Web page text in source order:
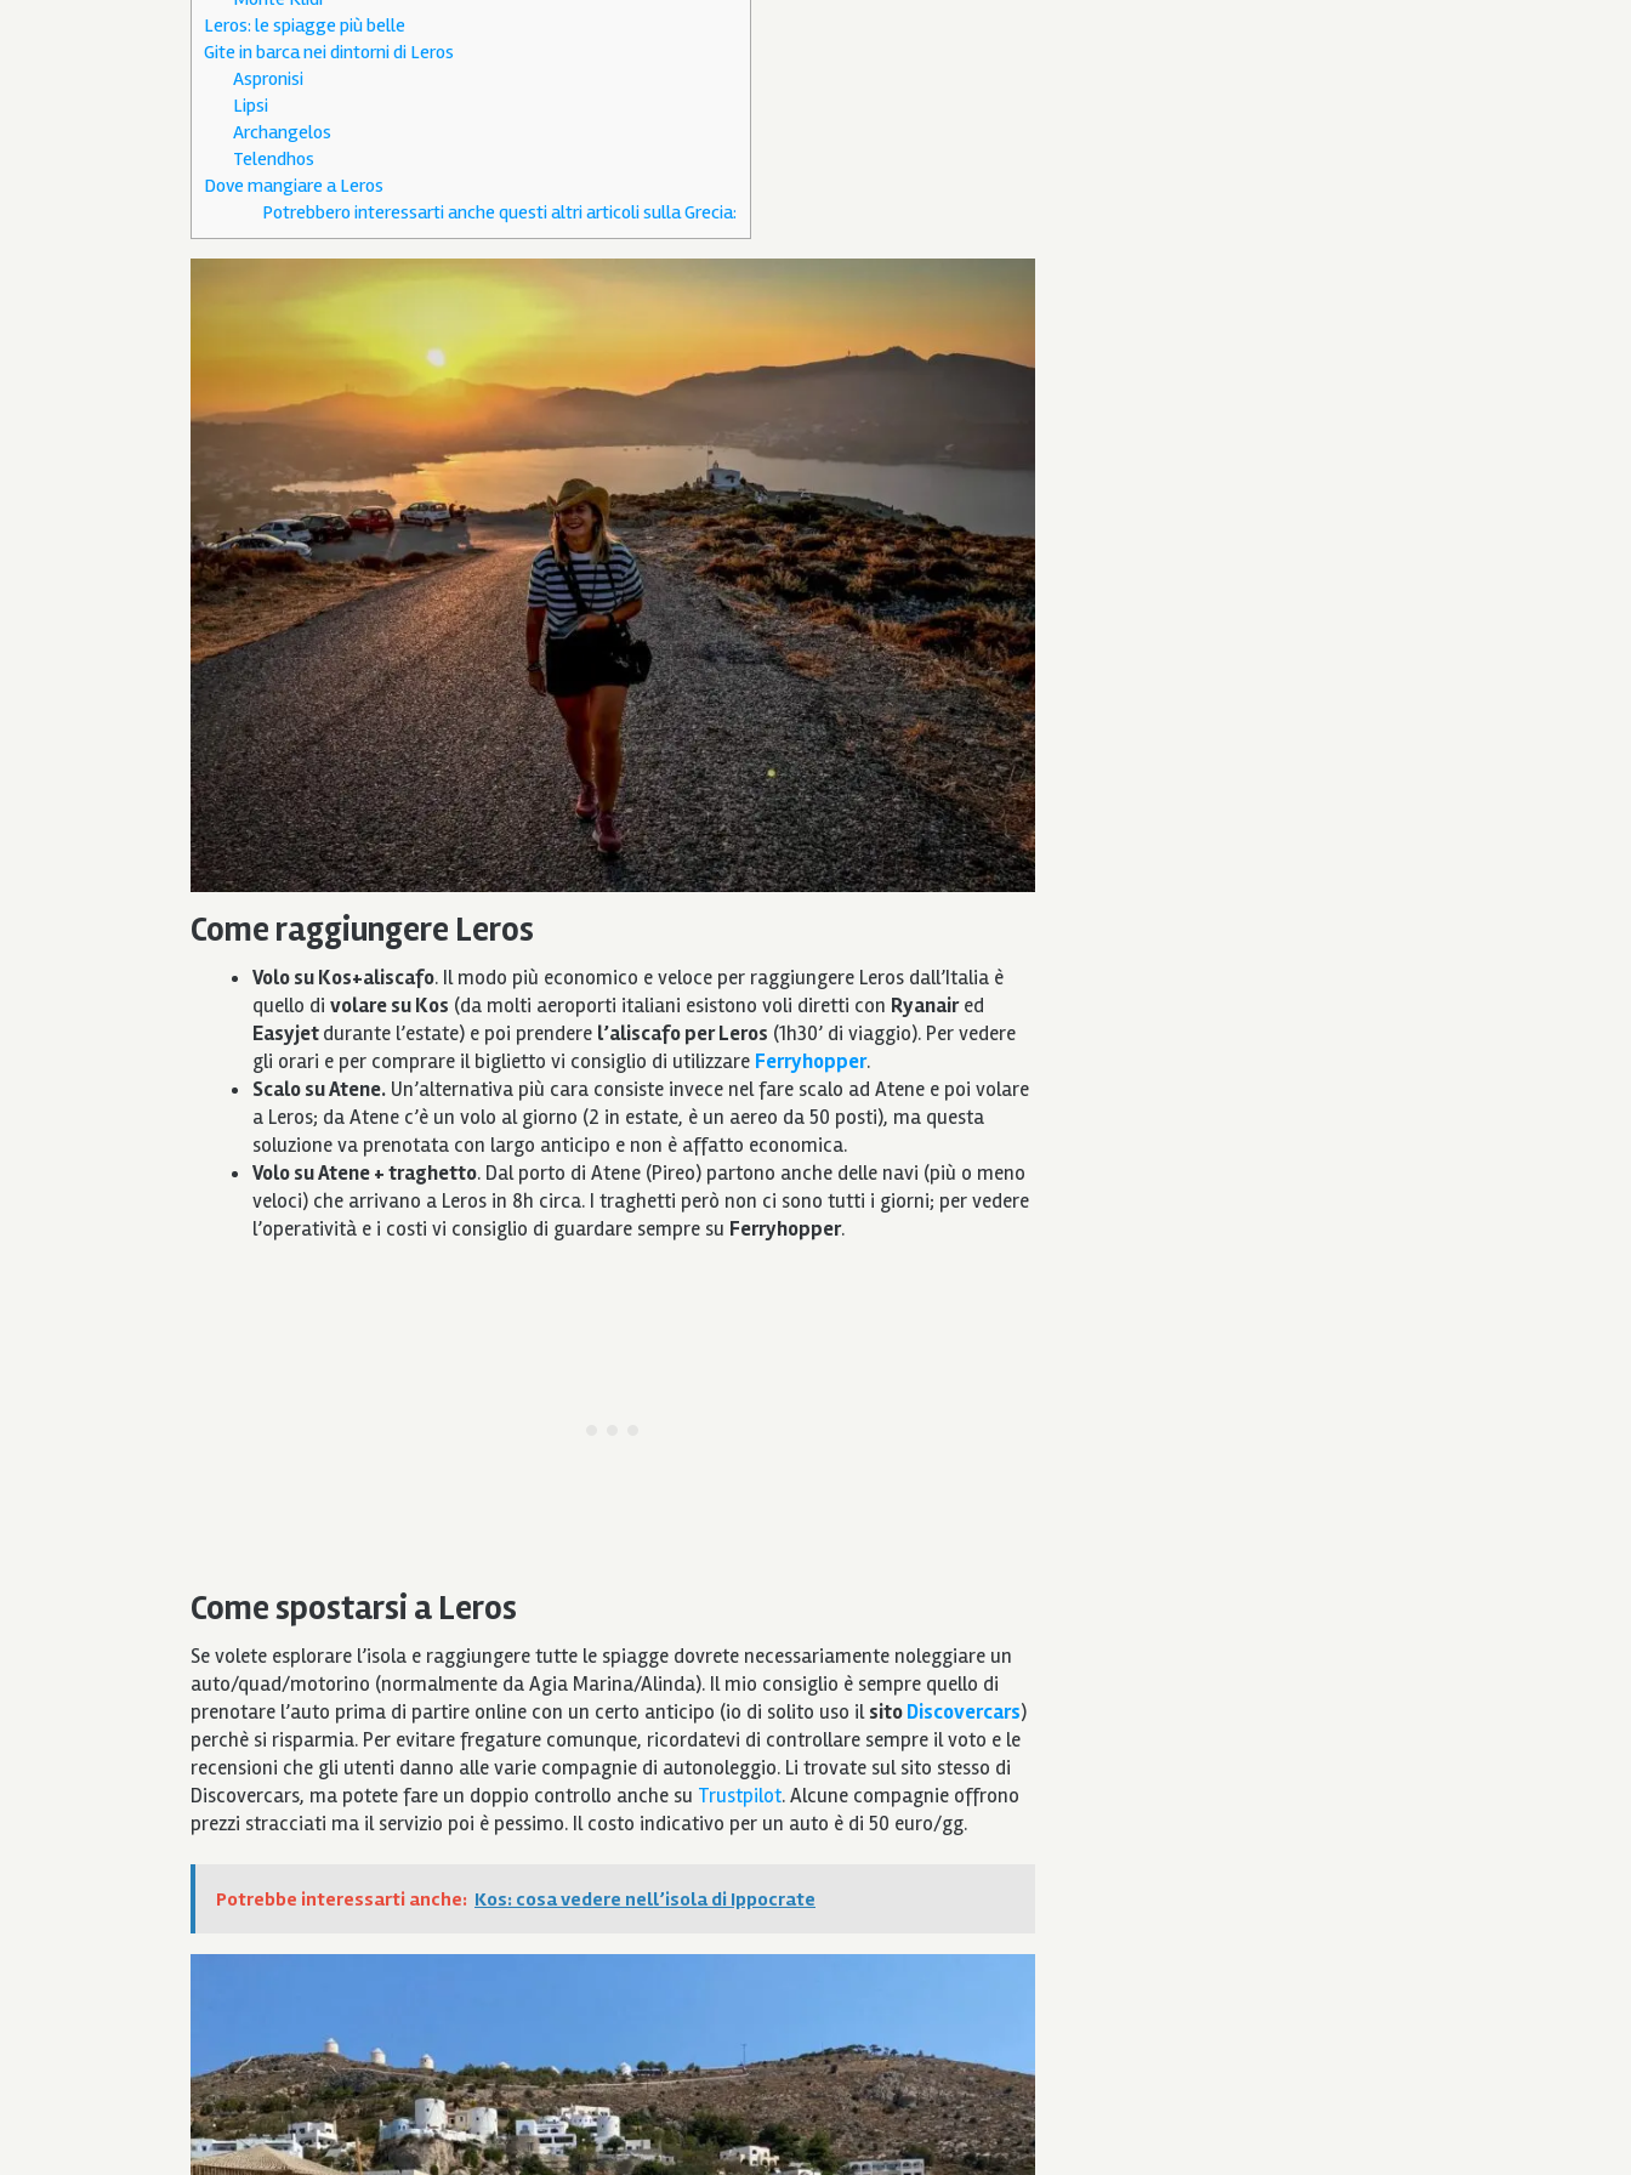
Leros: le spiagge più belle
Gite in barca nei dintorni di Leros
Aspronisi
Lipsi
Archangelos
Telendhos
Dove mangiare a Leros
Potrebbero interessarti anche questi altri articoli sulla Grecia:
Come raggiungere Leros
Volo su Kos+aliscafo. Il modo più economico e veloce per raggiungere Leros dall’Italia è
quello di volare su Kos (da molti aeroporti italiani esistono voli diretti con Ryanaired
Easyjetdurante l’estate) e poi prendere l’aliscafo per Leros (1h30’ di viaggio). Per vedere
gli orari e per comprare il biglietto vi consiglio di utilizzare Ferryhopper.
Scalo su Atene. Un’alternativa più cara consiste invece nel fare scalo ad Atene e poi volare
a Leros; da Atene c’è un volo al giorno (2 in estate, è un aereo da 50 posti), ma questa
soluzione va prenotata con largo anticipo e non è affatto economica.
Volo su Atene + traghetto. Dal porto di Atene (Pireo) partono anche delle navi (più o meno
veloci) che arrivano a Leros in 8h circa. I traghetti però non ci sono tutti i giorni; per vedere
l’operatività e i costi vi consiglio di guardare sempre su Ferryhopper.
Come spostarsi a Leros
Se volete esplorare l’isola e raggiungere tutte le spiagge dovrete necessariamente noleggiare un
auto/quad/motorino (normalmente da Agia Marina/Alinda). Il mio consiglio è sempre quello di
prenotare l’auto prima di partire online con un certo anticipo (io di solito uso ilsitoDiscovercars)
perchè si risparmia. Per evitare fregature comunque, ricordatevi di controllare sempre il voto e le
recensioni che gli utenti danno alle varie compagnie di autonoleggio. Li trovate sul sito stesso di
Discovercars, ma potete fare un doppio controllo anche su Trustpilot. Alcune compagnie offrono
prezzi stracciati ma il servizio poi è pessimo. Il costo indicativo per un auto è di 50 euro/gg.
Potrebbe interessarti anche: Kos: cosa vedere nell’isola di Ippocrate